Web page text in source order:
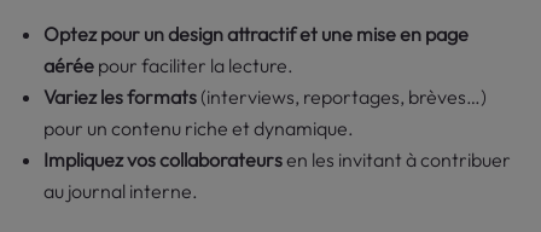
Optez pour un design attractif et une mise en page
aérée pour faciliter la lecture.
Variez les formats (interviews, reportages, brèves…)
pour un contenu riche et dynamique.
Impliquez vos collaborateursen les invitant à contribuer
au journal interne.